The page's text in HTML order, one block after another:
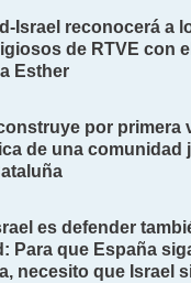
Israel reconocerá a
de RTVE con
Esther
por primera
de una comunidad
es defender
Para que España
necesito que Israel